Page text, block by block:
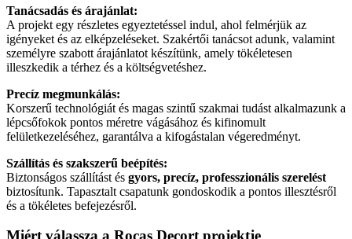
Tanácsadás és árajánlat:
A projekt egy részletes egyeztetéssel indul, ahol felmérjük az
igényeket és az elképzeléseket. Szakértői tanácsot adunk, valamint
személyre szabott árajánlatot készítünk, amely tökéletesen
illeszkedik a térhez és a költségvetéshez.
Precíz megmunkálás:
Korszerű technológiát és magas szintű szakmai tudást alkalmazunk a
lépcsőfokok pontos méretre vágásához és kifinomult
felületkezeléséhez, garantálva a kifogástalan végeredményt.
Szállítás és szakszerű beépítés:
Biztonságos szállítást és gyors, precíz, professzionális szerelést
biztosítunk. Tapasztalt csapatunk gondoskodik a pontos illesztésről
és a tökéletes befejezésről.